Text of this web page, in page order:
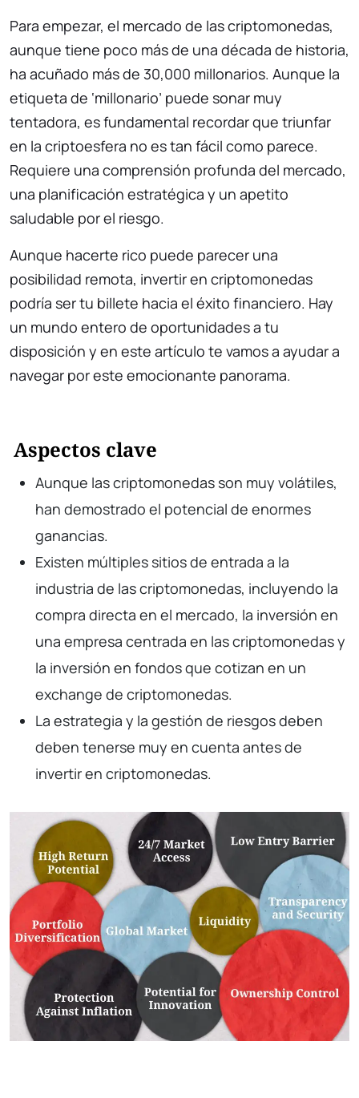
Para empezar, el mercado de las criptomonedas,
aunque tiene poco más de una década de historia,
ha acuñado más de 30,000 millonarios. Aunque la
etiqueta de ‘millonario’ puede sonar muy
tentadora, es fundamental recordar que triunfar
en la criptoesfera no es tan fácil como parece.
Requiere una comprensión profunda del mercado,
una planificación estratégica y un apetito
saludable por el riesgo.
Aunque hacerte rico puede parecer una
posibilidad remota, invertir en criptomonedas
podría ser tu billete hacia el éxito financiero. Hay
un mundo entero de oportunidades a tu
disposición y en este artículo te vamos a ayudar a
navegar por este emocionante panorama.
Aspectos clave
Aunque las criptomonedas son muy volátiles,
han demostrado el potencial de enormes
ganancias.
Existen múltiples sitios de entrada a la
industria de las criptomonedas, incluyendo la
compra directa en el mercado, la inversión en
una empresa centrada en las criptomonedas y
la inversión en fondos que cotizan en un
exchange de criptomonedas.
La estrategia y la gestión de riesgos deben
deben tenerse muy en cuenta antes de
invertir en criptomonedas.